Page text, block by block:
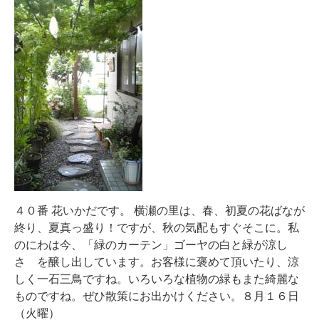
４０番 花いかだです。 横瀬の里は、春、初夏の花ばなが
終り、夏真っ盛り！ですが、秋の気配もすぐそこに。私
のにわは今、「緑のカーテン」ゴーヤの白と緑が涼し
さ を醸し出しています。お客様に褒めて頂いたり、涼
しく一石三鳥ですね。いろいろな植物の緑もまた綺麗な
ものですね。ぜひ散策にお出かけください。８月１６日
（火曜）